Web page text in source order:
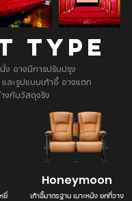
TYPE
ง อาจมีการปรับปรุง
ละรูปแบบเก้าอี้ อาจแตก
งกับวัสดุจริง
ยี่
Honeymoon
เก้าอี้มาตรฐาน เบาะหนัง ยกที่วาง